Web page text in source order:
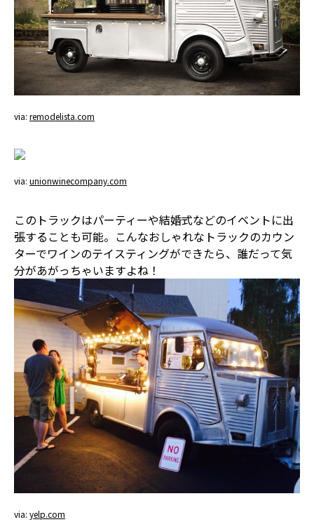
via: remodelista.com
via: unionwinecompany.com
このトラックはパーティーや結婚式などのイベントに出
張することも可能。こんなおしゃれなトラックのカウン
ターでワインのテイスティングができたら、誰だって気
分があがっちゃいますよね！
via: yelp.com